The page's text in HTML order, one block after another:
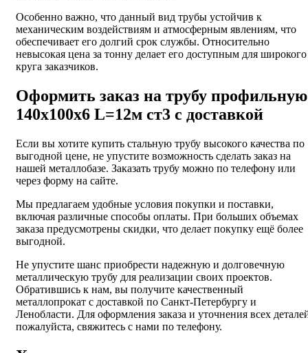
Особенно важно, что данный вид трубы устойчив к
механическим воздействиям и атмосферным явлениям, что
обеспечивает его долгий срок службы. Относительно
невысокая цена за тонну делает его доступным для широкого
круга заказчиков.
Оформить заказ на трубу профильную
140х100х6 L=12м ст3 с доставкой
Если вы хотите купить стальную трубу высокого качества по
выгодной цене, не упустите возможность сделать заказ на
нашей металлобазе. Заказать трубу можно по телефону или
через форму на сайте.
Мы предлагаем удобные условия покупки и поставки,
включая различные способы оплаты. При больших объемах
заказа предусмотрены скидки, что делает покупку ещё более
выгодной.
Не упустите шанс приобрести надежную и долговечную
металлическую трубу для реализации своих проектов.
Обратившись к нам, вы получите качественный
металлопрокат с доставкой по Санкт-Петербургу и
Ленобласти. Для оформления заказа и уточнения всех
пожалуйста, свяжитесь с нами по телефону.